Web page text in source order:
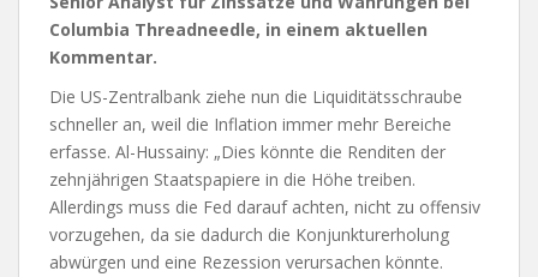
Columbia Threadneedle, in einem aktuellen
Kommentar.
Die US-Zentralbank ziehe nun die Liquiditätsschraube
schneller an, weil die Inflation immer mehr Bereiche
erfasse. Al-Hussainy: „Dies könnte die Renditen der
zehnjährigen Staatspapiere in die Höhe treiben.
Allerdings muss die Fed darauf achten, nicht zu offensiv
vorzugehen, da sie dadurch die Konjunkturerholung
abwürgen und eine Rezession verursachen könnte.